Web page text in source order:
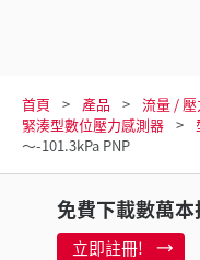
首頁 產品 流量 /
緊湊型數位壓力感測器
～-101.3kPa PNP
免費下載數萬
立即註冊!